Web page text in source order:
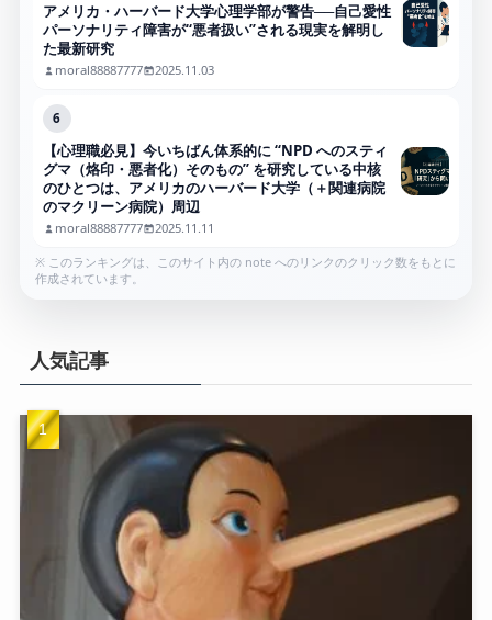
アメリカ・ハーバード大学心理学部が警告──自己愛性
パーソナリティ障害が“悪者扱い”される現実を解明し
た最新研究
moral88887777 2025.11.03
6
【心理職必見】今いちばん体系的に “NPD へのスティ
グマ（烙印・悪者化）そのもの” を研究している中核
のひとつは、アメリカのハーバード大学（＋関連病院
のマクリーン病院）周辺
moral88887777 2025.11.11
※ このランキングは、このサイト内の note へのリンクのクリック数をもとに
作成されています。
人気記事